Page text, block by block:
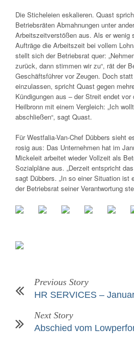
Die Sticheleien eskalieren. Quast
Betriebsräten Abmahnungen unter
Arbeitszeitverstößen aus. Als er wenig
Aufträge die Arbeitszeit bei vollem
stellt sich der Betriebsrat quer:
zurück, dann stimmen wir zu“, rät der
Geschäftsführer vor Zeugen. Doch
einzulassen, spricht Quast gegen
Kündigungen aus – der Streit endet
Heilbronn mit einem Vergleich: „Ich
abschließen“, sagt Quast.
Für Westfalia-Van-Chef Dübbers sieht
rosig aus: Das Unternehmen hat im
Mickeleit arbeitet wieder Vollzeit als
Sozialpläne aus. „Derzeit entspricht
sagt Dübbers. „In so einer Situation ist
der Betriebsrat seiner Verantwortung
Previous Story
HR SERVICES –
Next Story
Abschied vom